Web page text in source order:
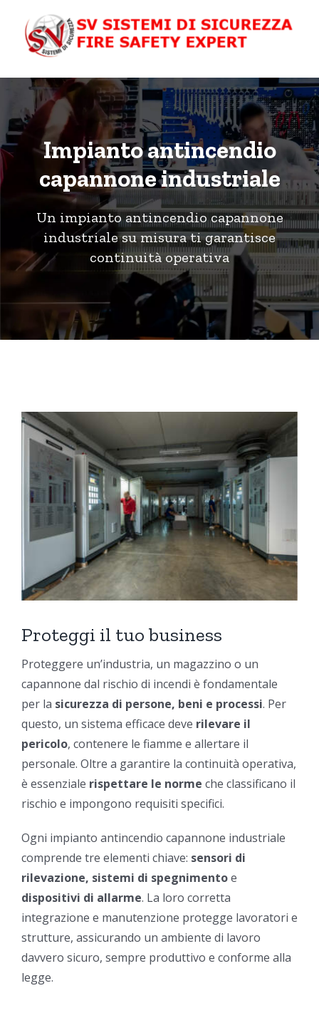
contenuto
Impianto antincendio
capannone industriale
Un impianto antincendio capannone
industriale su misura ti garantisce
continuità operativa
Proteggi il tuo business
Proteggere un’industria, un magazzino o un
capannone dal rischio di incendi è fondamentale
per la sicurezza di persone, beni e processi. Per
questo, un sistema efficace deve rilevare il
pericolo, contenere le fiamme e allertare il
personale. Oltre a garantire la continuità operativa,
è essenziale rispettare le norme che classificano il
rischio e impongono requisiti specifici.
Ogni impianto antincendio capannone industriale
comprende tre elementi chiave: sensori di
rilevazione, sistemi di spegnimentoe
dispositivi di allarme. La loro corretta
integrazione e manutenzione protegge lavoratori e
strutture, assicurando un ambiente di lavoro
davvero sicuro, sempre produttivo e conforme alla
legge.